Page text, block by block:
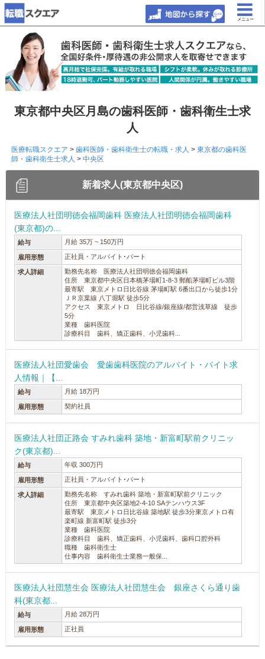
メニュー
東京都中央区月島の歯科医師・歯科衛生士求
人
医療転職スクエア > 歯科医師・歯科衛生士の転職・求人 > 東京都の歯科医
師・歯科衛生士求人 > 中央区
新着求人(東京都中央区)
医療法人社団明徳会福岡歯科 医療法人社団明徳会福岡歯科
(東京都)の...
給与 月給 35万 ~ 150万円
雇用形態 正社員・アルバイト･パート
求人詳細
勤務先名称 医療法人社団明徳会福岡歯科
住所 東京都中央区日本橋茅場町1-8-3 郵船茅場町ビル3階
最寄駅 東京メトロ日比谷線 茅場町駅 6番出口から徒歩1分
ＪＲ京葉線 八丁堀駅 徒歩5分
アクセス 東京メトロ 日比谷線/銀座線/都営浅草線 徒歩
5分
業種 歯科医院
診療科目 歯科、矯正歯科、小児歯科...
医療法人社団愛歯会 愛歯歯科医院のアルバイト・バイト求
人情報｜【...
給与 月給 18万円
雇用形態 契約社員
医療法人社団正路会 すみれ歯科 築地・新富町駅前クリニッ
ク(東京都)...
給与 年収 300万円
雇用形態 正社員・アルバイト･パート
求人詳細
勤務先名称 すみれ歯科 築地・新富町駅前クリニック
住所 東京都中央区築地2-4-10 SAテンハウス3F
最寄駅 東京メトロ日比谷線 築地駅 徒歩3分東京メトロ有
楽町線 新富町駅 徒歩3分
業種 歯科医院
診療科目 歯科、矯正歯科、小児歯科、歯科口腔外科
職種 歯科衛生士
仕事内容 歯科衛生士業務一般保...
医療法人社団慧生会 医療法人社団慧生会 銀座さくら通り歯
科(東京都...
給与 月給 28万円
雇用形態 正社員